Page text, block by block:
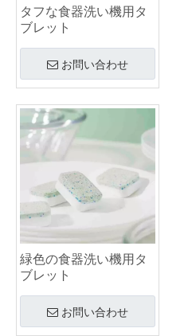
タフな食器洗い機用タ
ブレット
お問い合わせ
緑色の食器洗い機用タ
ブレット
お問い合わせ